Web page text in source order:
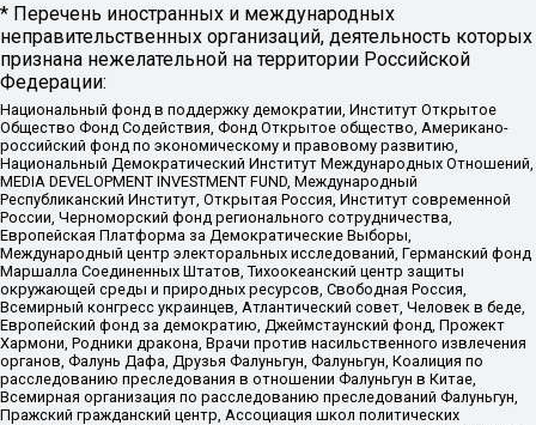
* Перечень иностранных и международных
неправительственных организаций, деятельность которых
признана нежелательной на территории Российской
Федерации:
Национальный фонд в поддержку демократии, Институт Открытое
Общество Фонд Содействия, Фонд Открытое общество, Американо-
российский фонд по экономическому и правовому развитию,
Национальный Демократический Институт Международных Отношений,
MEDIA DEVELOPMENT INVESTMENT FUND, Международный
Республиканский Институт, Открытая Россия, Институт современной
России, Черноморский фонд регионального сотрудничества,
Европейская Платформа за Демократические Выборы,
Международный центр электоральных исследований, Германский фонд
Маршалла Соединенных Штатов, Тихоокеанский центр защиты
окружающей среды и природных ресурсов, Свободная Россия,
Всемирный конгресс украинцев, Атлантический совет, Человек в беде,
Европейский фонд за демократию, Джеймстаунский фонд, Прожект
Хармони, Родники дракона, Врачи против насильственного извлечения
органов, Фалунь Дафа, Друзья Фалуньгун, Фалуньгун, Коалиция по
расследованию преследования в отношении Фалуньгун в Китае,
Всемирная организация по расследованию преследований Фалуньгун,
Пражский гражданский центр, Ассоциация школ политических